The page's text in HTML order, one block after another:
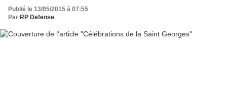
Publié le 13/05/2015 à 07:55
Par RP Defense